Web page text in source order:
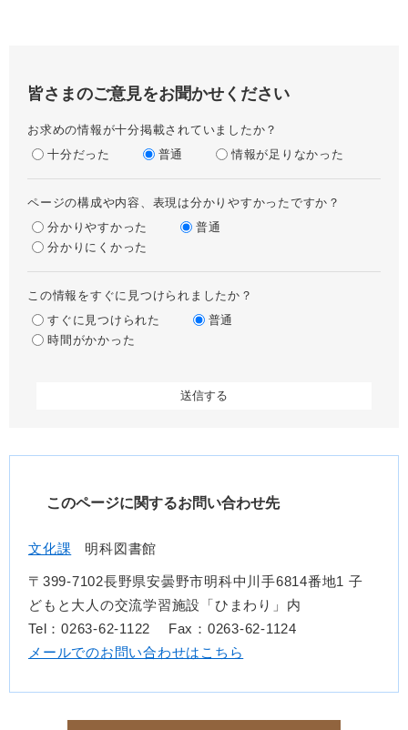
皆さまのご意見をお聞かせください
お求めの情報が十分掲載されていましたか？
十分だった
普通 情報が足りなかった
ページの構成や内容、表現は分かりやすかったですか？
分かりやすかった
普通
分かりにくかった
この情報をすぐに見つけられましたか？
すぐに見つけられた
普通
時間がかかった
このページに関するお問い合わせ先
文化課 明科図書館
〒399-7102長野県安曇野市明科中川手6814番地1 子
どもと大人の交流学習施設「ひまわり」内
Tel：0263-62-1122
Fax：0263-62-1124
メールでのお問い合わせはこちら